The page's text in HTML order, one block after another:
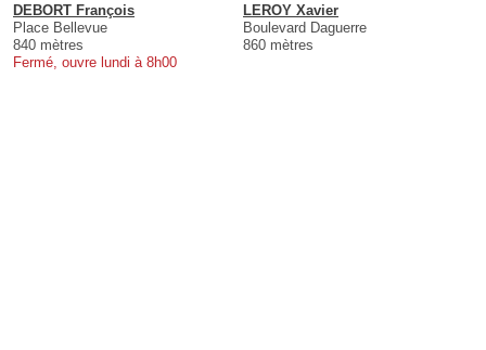
DEBORT François
Place Bellevue
840 mètres
Fermé, ouvre lundi à 8h00
LEROY Xavier
Boulevard Daguerre
860 mètres